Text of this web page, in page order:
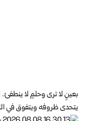
بعينٍ لا ترى وحلمٍ لا
يتحدى ظروفه ويتفوق في